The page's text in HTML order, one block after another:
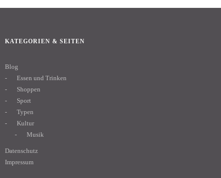
KATEGORIEN & SEITEN
Blog
Essen und Trinken
Shoppen
Sport
Typen
Kultur
Musik
Datenschutz
Impressum